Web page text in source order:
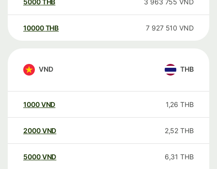
5000THB 3 963 755 VND
10000 THB 7 927 510 VND
VND THB
1000VND 1,26 THB
2000VND 2,52 THB
5000VND 6,31 THB